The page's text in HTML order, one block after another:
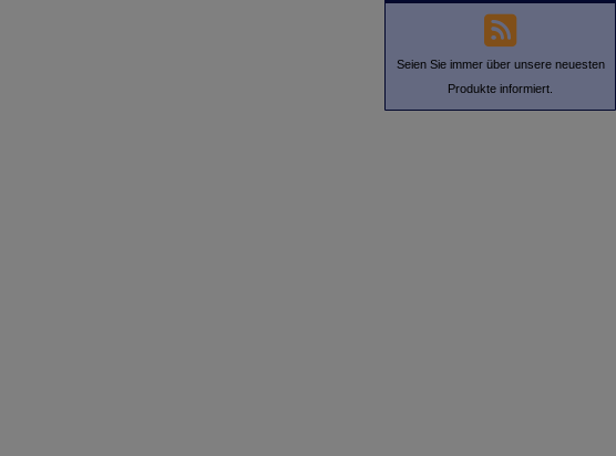
Seien Sie immer über unsere neuesten
Produkte informiert.